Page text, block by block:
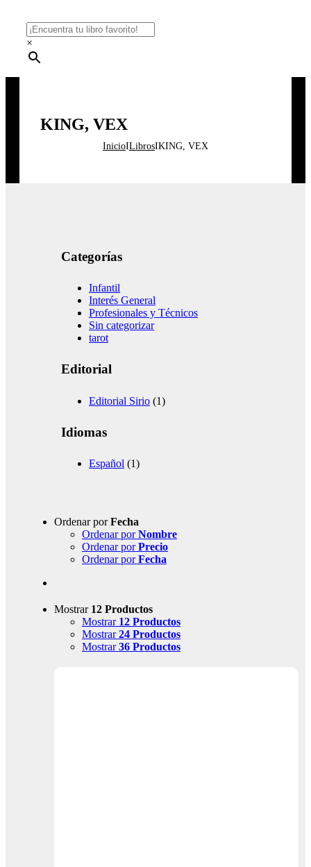
×
KING, VEX
InicioILibrosIKING, VEX
Categorías
Infantil
Interés General
Profesionales y Técnicos
Sin categorizar
tarot
Editorial
Editorial Sirio (1)
Idiomas
Español (1)
Ordenar porFecha
Ordenar porNombre
Ordenar porPrecio
Ordenar porFecha
Mostrar 12 Productos
Mostrar 12 Productos
Mostrar24 Productos
Mostrar36 Productos